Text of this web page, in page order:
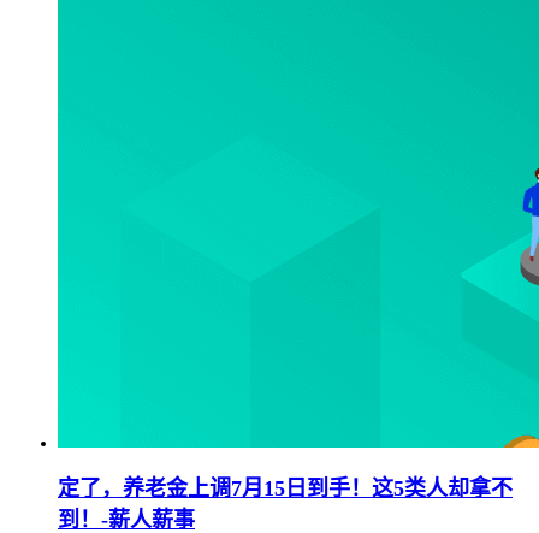
定了，养老金上调7月15日到手！这5类人却拿不
到！-薪人薪事